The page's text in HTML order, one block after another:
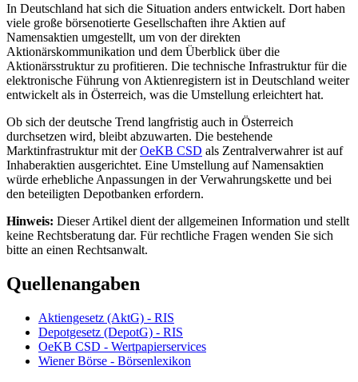
In Deutschland hat sich die Situation anders entwickelt. Dort haben
viele große börsenotierte Gesellschaften ihre Aktien auf
Namensaktien umgestellt, um von der direkten
Aktionärskommunikation und dem Überblick über die
Aktionärsstruktur zu profitieren. Die technische Infrastruktur für die
elektronische Führung von Aktienregistern ist in Deutschland weiter
entwickelt als in Österreich, was die Umstellung erleichtert hat.
Ob sich der deutsche Trend langfristig auch in Österreich
durchsetzen wird, bleibt abzuwarten. Die bestehende
Marktinfrastruktur mit derOeKB CSD als Zentralverwahrer ist auf
Inhaberaktien ausgerichtet. Eine Umstellung auf Namensaktien
würde erhebliche Anpassungen in der Verwahrungskette und bei
den beteiligten Depotbanken erfordern.
Hinweis: Dieser Artikel dient der allgemeinen Information und stellt
keine Rechtsberatung dar. Für rechtliche Fragen wenden Sie sich
bitte an einen Rechtsanwalt.
Quellenangaben
Aktiengesetz (AktG) - RIS
Depotgesetz (DepotG) - RIS
OeKB CSD - Wertpapierservices
Wiener Börse - Börsenlexikon